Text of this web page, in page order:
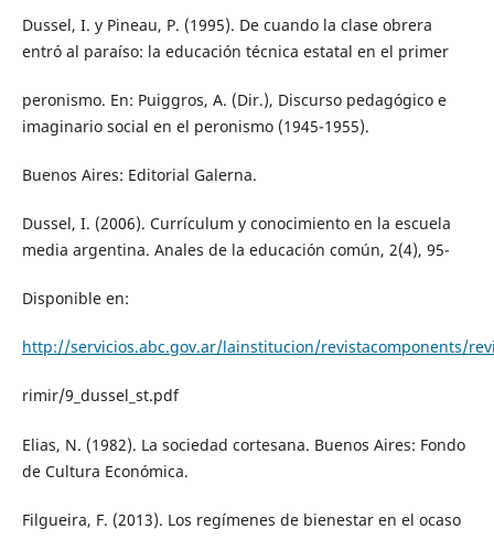
Dussel, I. y Pineau, P. (1995). De cuando la clase obrera
entró al paraíso: la educación técnica estatal en el primer
peronismo. En: Puiggros, A. (Dir.), Discurso pedagógico e
imaginario social en el peronismo (1945-1955).
Buenos Aires: Editorial Galerna.
Dussel, I. (2006). Currículum y conocimiento en la escuela
media argentina. Anales de la educación común, 2(4), 95-
Disponible en:
http://servicios.abc.gov.ar/lainstitucion/revistacomponents/
rimir/9_dussel_st.pdf
Elias, N. (1982). La sociedad cortesana. Buenos Aires: Fondo
de Cultura Económica.
Filgueira, F. (2013). Los regímenes de bienestar en el ocaso